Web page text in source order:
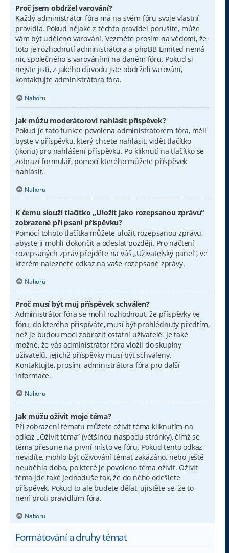
Proč jsem obdržel varování?
Každý administrátor fóra má na svém fóru svoje vlastní
pravidla. Pokud nějaké z těchto pravidel porušíte, může
vám být uděleno varování. Vezměte prosím na vědomí, že
toto je rozhodnutí administrátora a phpBB Limited nemá
nic společného s varováními na daném fóru. Pokud si
nejste jisti, z jakého důvodu jste obdrželi varování,
kontaktujte administrátora fóra.
Nahoru
Jak můžu moderátorovi nahlásit příspěvek?
Pokud je tato funkce povolena administrátorem fóra, měli
byste v příspěvku, který chcete nahlásit, vidět tlačítko
(ikonu) pro nahlášení příspěvku. Po kliknutí na tlačítko se
zobrazí formulář, pomocí kterého můžete příspěvek
nahlásit.
Nahoru
K čemu slouží tlačítko „Uložit jako rozepsanou zprávu“
zobrazené při psaní příspěvku?
Pomocí tohoto tlačítka můžete uložit rozepsanou zprávu,
abyste ji mohli dokončit a odeslat později. Pro načtení
rozepsaných zpráv přejděte na váš „Uživatelský panel“, ve
kterém naleznete odkaz na vaše rozepsané zprávy.
Nahoru
Proč musí být můj příspěvek schválen?
Administrátor fóra se mohl rozhodnout, že příspěvky ve
fóru, do kterého přispíváte, musí být prohlédnuty předtím,
než je budou moci zobrazit ostatní uživatelé. Je také
možné, že vás administrátor fóra vložil do skupiny
uživatelů, jejichž příspěvky musí být schváleny.
Kontaktujte, prosím, administrátora fóra pro další
informace.
Nahoru
Jak můžu oživit moje téma?
Při zobrazení tématu můžete oživit téma kliknutím na
odkaz „Oživit téma“ (většinou naspodu stránky), čímž se
téma přesune na první místo ve fóru. Pokud tento odkaz
nevidíte, mohlo být oživování témat zakázáno, nebo ještě
neuběhla doba, po které je povoleno téma oživit. Oživit
téma jde také jednoduše tak, že do něho odešlete
příspěvek. Pokud to ale budete dělat, ujistěte se, že to
není proti pravidlům fóra.
Nahoru
Formátování a druhy témat